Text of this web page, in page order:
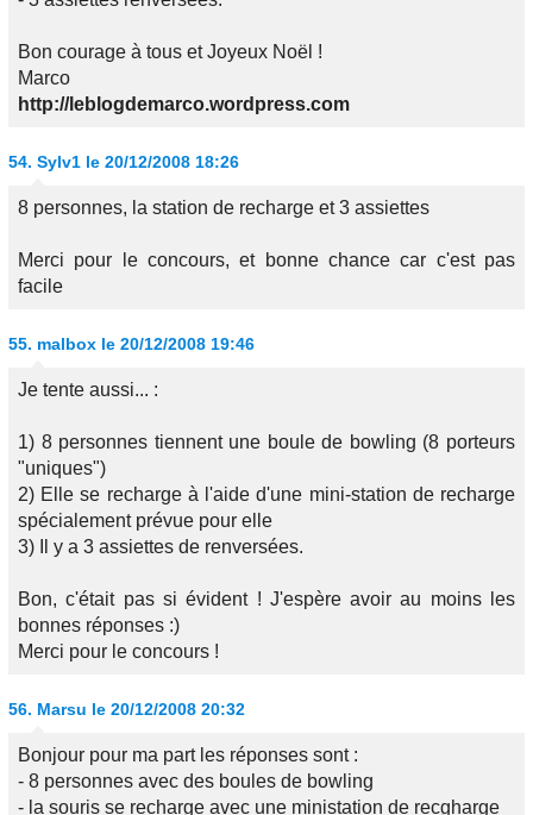
Bon courage à tous et Joyeux Noël !
Marco
http://leblogdemarco.wordpress.com
54. Sylv1 le 20/12/2008 18:26
8 personnes, la station de recharge et 3 assiettes
Merci pour le concours, et bonne chance car c'est pas
facile
55. malbox le 20/12/2008 19:46
Je tente aussi... :
1) 8 personnes tiennent une boule de bowling (8 porteurs
"uniques")
2) Elle se recharge à l'aide d'une mini-station de recharge
spécialement prévue pour elle
3) Il y a 3 assiettes de renversées.
Bon, c'était pas si évident ! J'espère avoir au moins les
bonnes réponses :)
Merci pour le concours !
56. Marsu le 20/12/2008 20:32
Bonjour pour ma part les réponses sont :
- 8 personnes avec des boules de bowling
- la souris se recharge avec une ministation de recgharge